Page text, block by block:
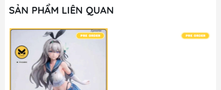
M FIGURE - MÔ HÌNH ANIME CHÍNH HÃNG NHẬT BẢN
🔥Cơ sở 1: Số 50 Ngõ 83 Ngọc Hồi - Hoàng Liệt - Hoàng
Mai - Hà Nội
🔥Cơ sở 2: Số 392 Nguyễn Trãi - Trung Văn - Nam Từ
Liêm - Hà Nội
🔥Hotline: 090-345-2816 or 098-777-0035
🔥Website: https://mfigure.vn/
SẢN PHẨM LIÊN QUAN